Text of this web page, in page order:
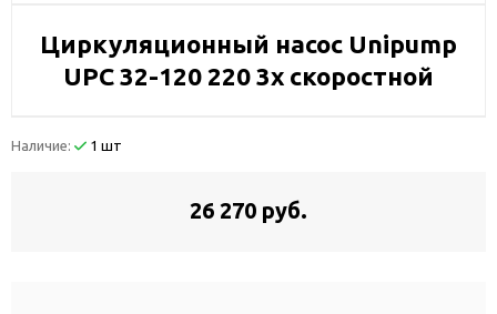
Циркуляционный насос Unipump
UPC 32-120 220 3х скоростной
Наличие: 1 шт
26 270 руб.